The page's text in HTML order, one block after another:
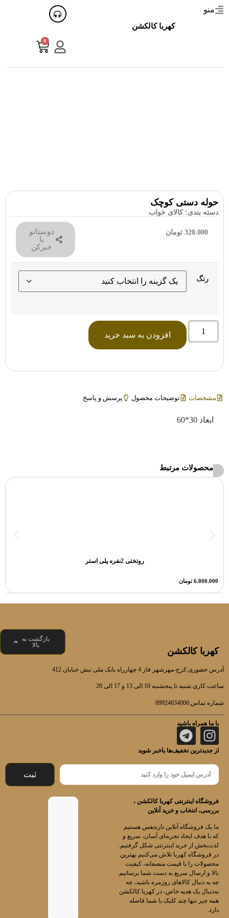
منو
کهربا کالکشن
0
حوله دستی کوچک
دسته بندی: کالای خواب
320.000 تومان
دوستاتو
با
خبرکن
رنگ
افزودن به سبد خرید
مشخصات توضیحات محصول پرسش و پاسخ
ابعاد 30*60
محصولات مرتبط
روتختی 2نفره پلی استر
6.000.000 تومان
بازگشت به
بالا
کهربا کالکشن
آدرس حضوری:کرج-مهرشهر فاز 4 چهارراه بانک ملی نبش خیابان 412
ساعت کاری:شنبه تا پنجشنبه 10 الی 13 و 17 الی 20
شماره تماس:09924034006
با ما همراه باشید
از جدیدترین تخفیف‌ها باخبر شوید
ثبت
فروشگاه اینترنتی کهربا کالکشن ،
بررسی، انتخاب و خرید آنلاین
ما یک فروشگاه آنلاین تازه‌نفس هستیم
که با هدف ایجاد تجربه‌ای آسان، سریع و
لذت‌بخش از خرید اینترنتی شکل گرفتیم.
در فروشگاه کهربا تلاش می‌کنیم بهترین
محصولات را با قیمت منصفانه، کیفیت
بالا و ارسال سریع به دست شما برسانیم.
چه به دنبال کالاهای روزمره باشید، چه
به‌دنبال یک هدیه خاص، در کهربا کالکشن
همه چیز تنها چند کلیک با شما فاصله
دارد.